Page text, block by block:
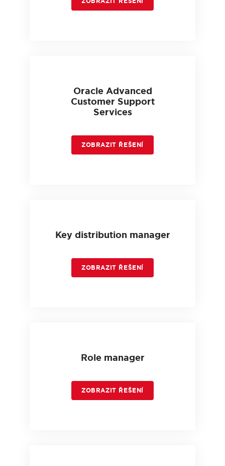
Oracle Advanced
Customer Support
Services
ZOBRAZIT ŘEŠENÍ
Key distribution manager
ZOBRAZIT ŘEŠENÍ
Role manager
ZOBRAZIT ŘEŠENÍ